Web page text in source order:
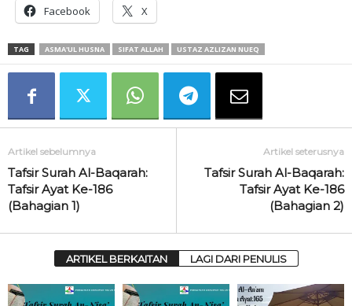
Facebook X
TAG ASMA'UL HUSNA SIFAT ALLAH USTAZ AZLIZAN NUEQ
Artikel sebelumnya
Tafsir Surah Al-Baqarah:
Tafsir Ayat Ke-186
(Bahagian 1)
Artikel seterusnya
Tafsir Surah Al-Baqarah:
Tafsir Ayat Ke-186
(Bahagian 2)
ARTIKEL BERKAITAN LAGI DARI PENULIS